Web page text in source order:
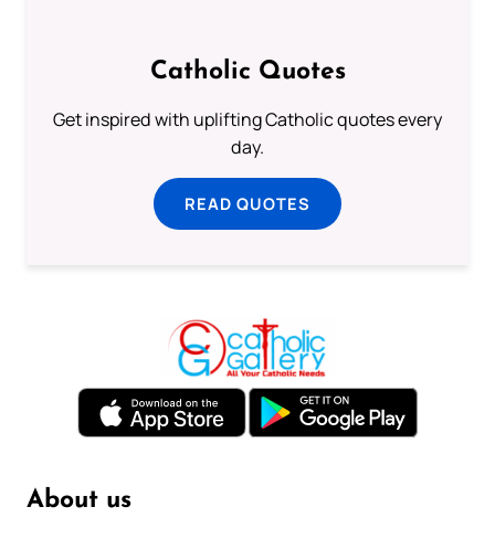
Catholic Quotes
Get inspired with uplifting Catholic quotes every
day.
READ QUOTES
About us